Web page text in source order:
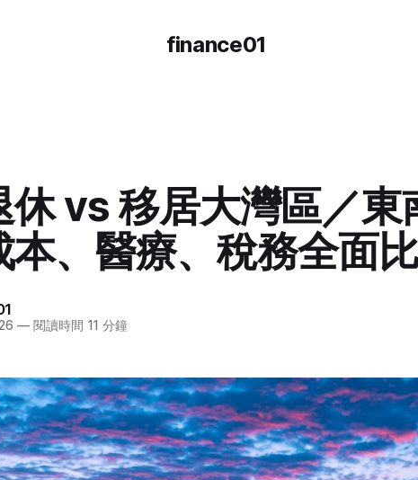
finance01
vs 移居大灣區／東
本、醫療、稅務全面
— 閱讀時間 11 分鐘